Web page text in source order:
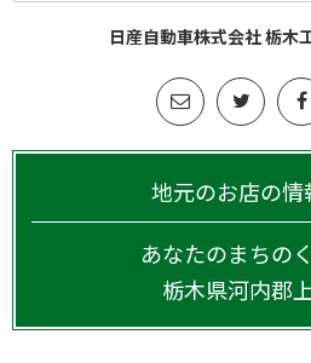
日産自動車株式会社 栃木
地元のお店の情
あなたのまちの
栃木県河内郡